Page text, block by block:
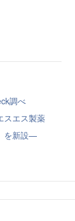
調べ
スエス製薬
を新設—